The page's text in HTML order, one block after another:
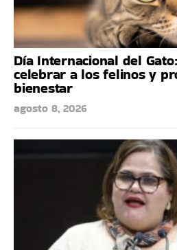
Día Internacional del
celebrar a los felinos y
bienestar
agosto 8, 2026